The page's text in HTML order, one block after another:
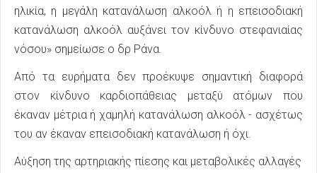
ηλικία, η μεγάλη κατανάλωση αλκοόλ ή η επεισοδιακή
κατανάλωση αλκοόλ αυξάνει τον κίνδυνο στεφανιαίας
νόσου» σημείωσε ο δρ Ράνα.
Από τα ευρήματα δεν προέκυψε σημαντική διαφορά
στον κίνδυνο καρδιοπάθειας μεταξύ ατόμων που
έκαναν μέτρια ή χαμηλή κατανάλωση αλκοόλ - ασχέτως
του αν έκαναν επεισοδιακή κατανάλωση ή όχι.
Αύξηση της αρτηριακής πίεσης και μεταβολικές αλλαγές